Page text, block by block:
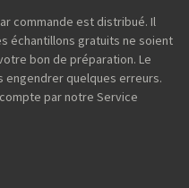
commande est distribué. Il
échantillons gratuits ne soient
bon de préparation. Le
quelques erreurs.
par notre Service